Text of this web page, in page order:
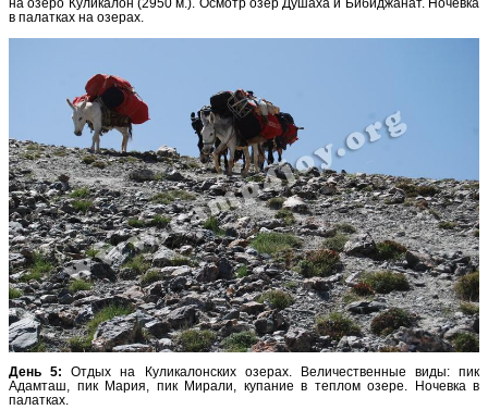
на озеро Куликалон (2950 м.). Осмотр озер Душаха и Бибиджанат. Ночевка
в палатках на озерах.
День 5: Отдых на Куликалонских озерах. Величественные виды: пик
Адамташ, пик Мария, пик Мирали, купание в теплом озере. Ночевка в
палатках.